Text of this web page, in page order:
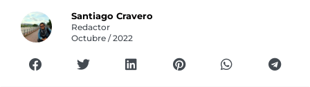
Santiago Cravero
Redactor
Octubre / 2022